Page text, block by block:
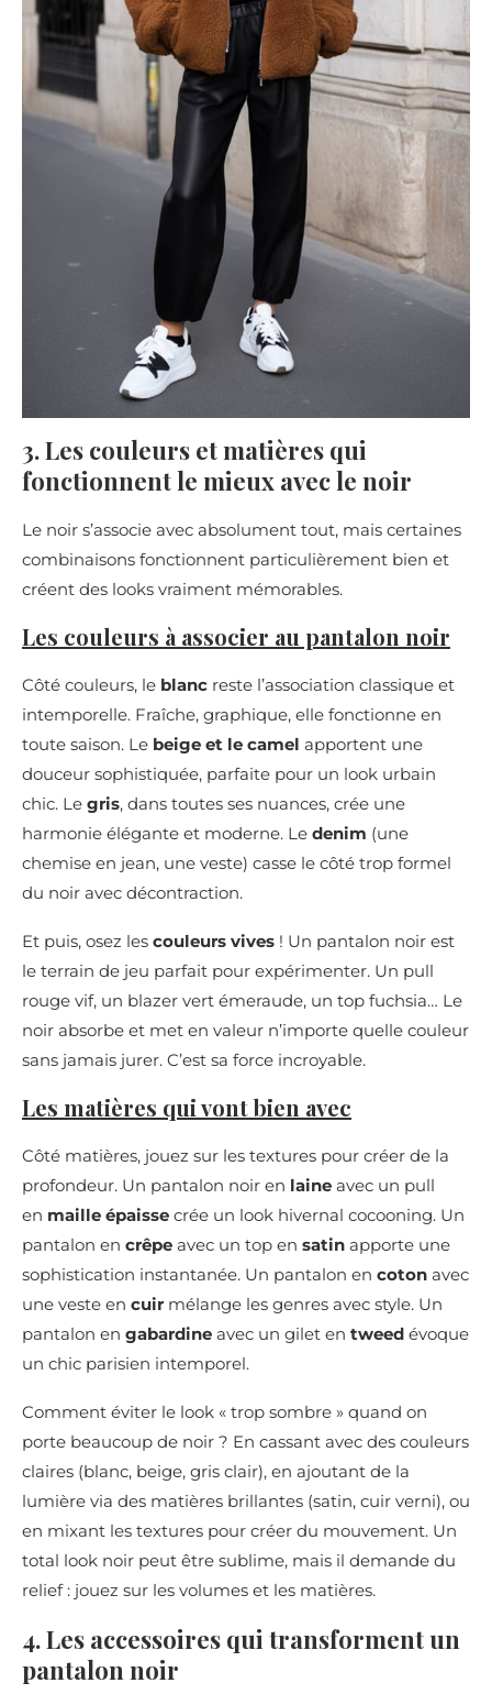
3. Les couleurs et matières qui
fonctionnent le mieux avec le noir
Le noir s’associe avec absolument tout, mais certaines
combinaisons fonctionnent particulièrement bien et
créent des looks vraiment mémorables.
Les couleurs à associer au pantalon noir
Côté couleurs, le blanc reste l’association classique et
intemporelle. Fraîche, graphique, elle fonctionne en
toute saison. Le beige et le camel apportent une
douceur sophistiquée, parfaite pour un look urbain
chic. Le gris, dans toutes ses nuances, crée une
harmonie élégante et moderne. Le denim (une
chemise en jean, une veste) casse le côté trop formel
du noir avec décontraction.
Et puis, osez les couleurs vives ! Un pantalon noir est
le terrain de jeu parfait pour expérimenter. Un pull
rouge vif, un blazer vert émeraude, un top fuchsia… Le
noir absorbe et met en valeur n’importe quelle couleur
sans jamais jurer. C’est sa force incroyable.
Les matières qui vont bien avec
Côté matières, jouez sur les textures pour créer de la
profondeur. Un pantalon noir en laine avec un pull
en maille épaisse crée un look hivernal cocooning. Un
pantalon en crêpe avec un top en satin apporte une
sophistication instantanée. Un pantalon en coton avec
une veste en cuir mélange les genres avec style. Un
pantalon en gabardine avec un gilet en tweed évoque
un chic parisien intemporel.
Comment éviter le look « trop sombre » quand on
porte beaucoup de noir ? En cassant avec des couleurs
claires (blanc, beige, gris clair), en ajoutant de la
lumière via des matières brillantes (satin, cuir verni), ou
en mixant les textures pour créer du mouvement. Un
total look noir peut être sublime, mais il demande du
relief : jouez sur les volumes et les matières.
4. Les accessoires qui transforment un
pantalon noir